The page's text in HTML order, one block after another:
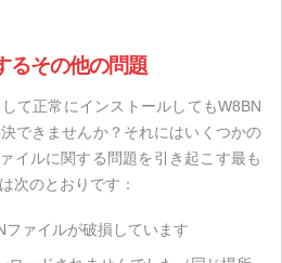
るその他の問題
て正常にインストールしてもW8BN
できませんか？それにはいくつかの
イルに関する問題を引き起こす最も
次のとおりです：
ファイルが破損しています